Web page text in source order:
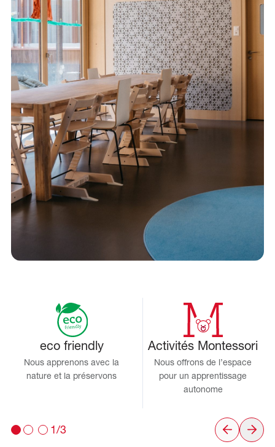
eco friendly
Nous apprenons avec la
nature et la préservons
Activités Montessori
Nous offrons de l’espace
pour un apprentissage
autonome
1/3